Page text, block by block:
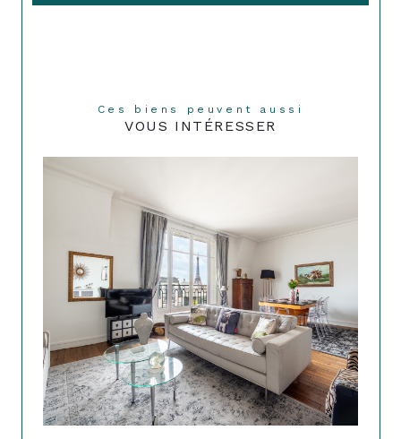
Ces biens peuvent aussi
VOUS INTÉRESSER